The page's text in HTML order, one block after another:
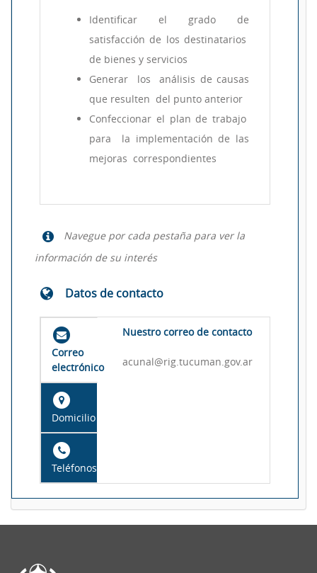
Identificar el grado de
satisfacción de los destinatarios
de bienes y servicios
Generar los análisis de causas
que resulten del punto anterior
Confeccionar el plan de trabajo
para la implementación de las
mejoras correspondientes
Navegue por cada pestaña para ver la
información de su interés
Datos de contacto
Correo
electrónico
Domicilio
Teléfonos
Nuestro correo de contacto
acunal@rig.tucuman.gov.ar